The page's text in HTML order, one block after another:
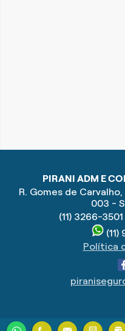
PIRANI ADM E
R. Gomes de
003 -
(11) 3266-3501
(11)
Política